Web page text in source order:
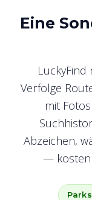
Eine
LuckyFind
Verfolge
mit
Abzeichen,
—
Parks